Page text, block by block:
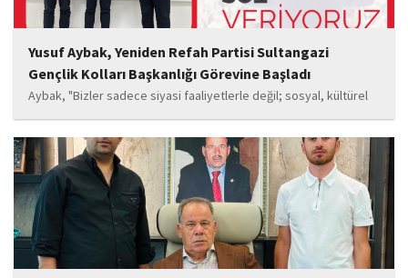
Yusuf Aybak, Yeniden Refah Partisi Sultangazi
Gençlik Kolları Başkanlığı Görevine Başladı
Aybak, "Bizler sadece siyasi faaliyetlerle değil; sosyal, kültürel
ve manevi değerleri güçlendiren çalışmalarla da gençlerimizin
yanında olacağız. Sultangazi'de birlik ve beraberlik ruhunu daha
da güçlendirecek projeleri hayata geçirmek için ekip...